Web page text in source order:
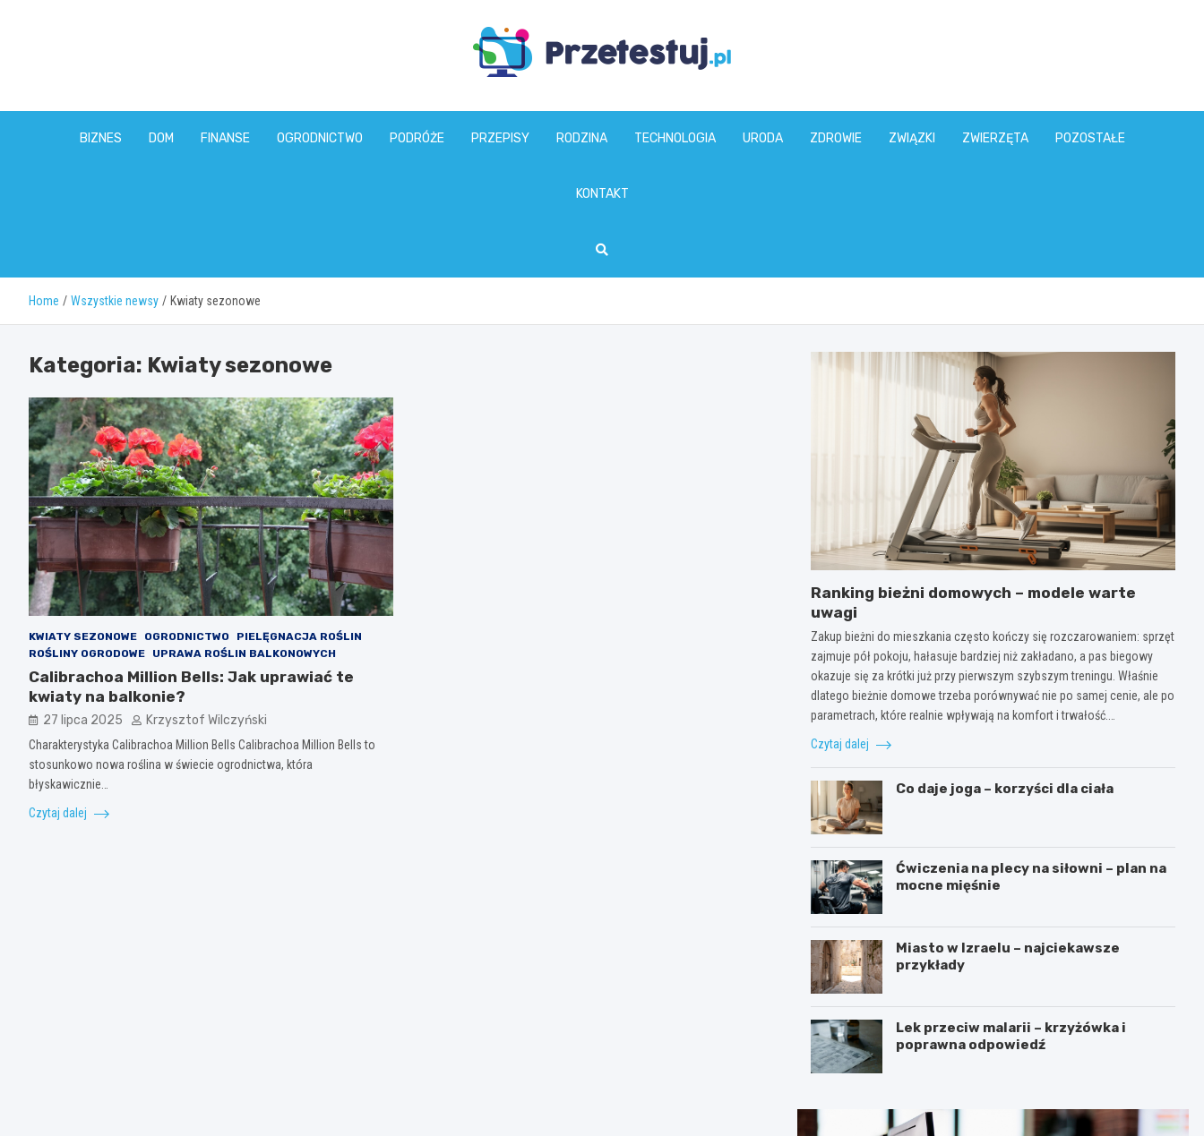
przetestuj.pl
BIZNES DOM FINANSE OGRODNICTWO PODRÓŻE PRZEPISY RODZINA TECHNOLOGIA URODA ZDROWIE ZWIĄZKI ZWIERZĘTA POZOSTAŁE
KONTAKT
Home Wszystkie newsy Kwiaty sezonowe
Kategoria: Kwiaty sezonowe
KWIATY SEZONOWE OGRODNICTWO
PIELĘGNACJA ROŚLIN
ROŚLINY OGRODOWE
UPRAWA ROŚLIN BALKONOWYCH
Calibrachoa Million Bells: Jak uprawiać te
kwiaty na balkonie?
27 lipca 2025 Krzysztof Wilczyński
Charakterystyka Calibrachoa Million Bells Calibrachoa Million Bells to
stosunkowo nowa roślina w świecie ogrodnictwa, która
błyskawicznie…
Czytaj dalej
Ranking bieżni domowych – modele warte
uwagi
Zakup bieżni do mieszkania często kończy się rozczarowaniem: sprzęt
zajmuje pół pokoju, hałasuje bardziej niż zakładano, a pas biegowy
okazuje się za krótki już przy pierwszym szybszym treningu. Właśnie
dlatego bieżnie domowe trzeba porównywać nie po samej cenie, ale po
parametrach, które realnie wpływają na komfort i trwałość.…
Czytaj dalej
Co daje joga – korzyści dla ciała
Ćwiczenia na plecy na siłowni – plan na
mocne mięśnie
Miasto w Izraelu – najciekawsze
przykłady
Lek przeciw malarii – krzyżówka i
poprawna odpowiedź